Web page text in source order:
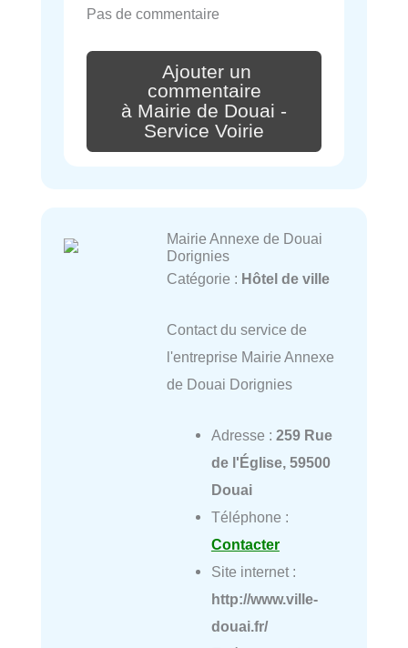
Pas de commentaire
Ajouter un
commentaire
à Mairie de Douai -
Service Voirie
Mairie Annexe de Douai
Dorignies
Catégorie : Hôtel de ville
Contact du service de
l'entreprise Mairie Annexe
de Douai Dorignies
Adresse : 259 Rue
de l'Église, 59500
Douai
Téléphone :
Contacter
Site internet :
http://www.ville-
douai.fr/